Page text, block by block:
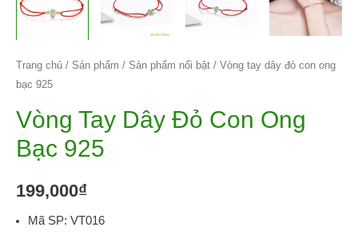
Trang chủ / Sản phẩm / Sản phẩm nổi bật / Vòng tay dây đỏ con ong
bạc 925
Vòng Tay Dây Đỏ Con Ong
Bạc 925
199,000₫
Mã SP: VT016